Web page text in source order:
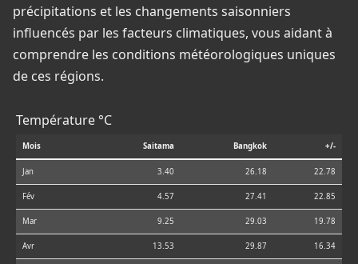
précipitations et les changements saisonniers
influencés par les facteurs climatiques, vous aidant à
comprendre les conditions météorologiques uniques
de ces régions.
Température °C
Mois Saitama Bangkok +/-
Jan 3.40 26.18 22.78
Fév 4.57 27.41 22.85
Mar 9.25 29.03 19.78
Avr 13.53 29.87 16.34